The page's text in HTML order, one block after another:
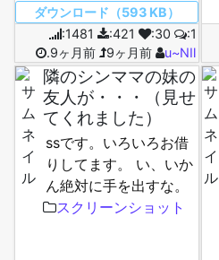
ダウンロード（593 KB）
:1481
:421 :30
:1
.9ヶ月前
9ヶ月前 u~NⅡ
隣のシンママの妹の
友人が・・・（見せ
てくれました）
ssです。いろいろお借
りしてます。 い、いか
ん絶対に手を出すな。
（今は）…
スクリーンショット